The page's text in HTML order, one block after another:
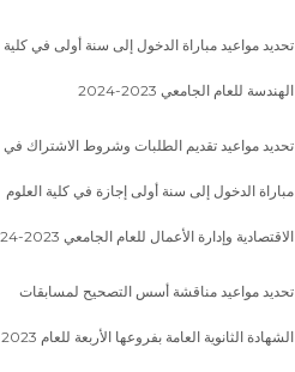
تحديد مواعيد مباراة الدخول إلى سنة أولى في كلية
الهندسة للعام الجامعي 2023-2024
تحديد مواعيد تقديم الطلبات وشروط الاشتراك في
مباراة الدخول إلى سنة أولى إجازة في كلية العلوم
الاقتصادية وإدارة الأعمال للعام الجامعي 2023-2024
تحديد مواعيد مناقشة أسس التصحيح لمسابقات
الشهادة الثانوية العامة بفروعها الأربعة للعام 2023